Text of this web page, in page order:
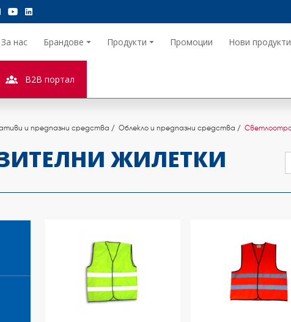
За нас Брандове Продукти Промоции Нови продукти
B2B портал
и предпазни средства Облекло и предпазни средства
ЖИЛЕТКИ